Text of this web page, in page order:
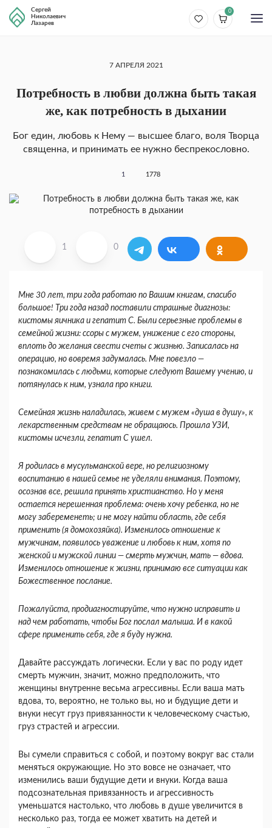
Сергей
Николаевич
Лазарев
0
7 АПРЕЛЯ 2021
Потребность в любви должна быть такая
же, как потребность в дыхании
Бог един, любовь к Нему — высшее благо, воля Творца
священна, и принимать ее нужно беспрекословно.
1 1778
1 0
Мне 30 лет, три года работаю по Вашим кни­гам, спасибо
большое! Три года назад поставили страшные диагнозы:
кистомы яичника и гепатит С. Были серьезные проблемы в
семейной жизни: ссоры с мужем, унижение с его стороны,
вплоть до желания свести счеты с жизнью. Записалась на
операцию, но вовремя задумалась. Мне повез­ло —
познакомилась с людьми, которые следуют Вашему учению, и
потянулась к ним, узнала про книги.
Семейная жизнь наладилась, живем с мужем «душа в душу», к
лекарственным средствам не обращаюсь. Прошла УЗИ,
кистомы исчезли, гепа­тит С ушел.
Я родилась в мусульманской вере, но религиоз­ному
воспитанию в нашей семье не уделяли внима­ния. Поэтому,
осознав все, решила принять хрис­тианство. Но у меня
остается нерешенная проб­лема: очень хочу ребенка, но не
могу забеременеть; и не могу найти область, где себя
применить (я домохозяйка). Изменилось отноше­ние к
мужчинам, появилось уважение и любовь к ним, хотя по
женской и мужской линии — смерть мужчин, мать — вдова.
Изменилось отношение к жизни, принимаю все ситуации как
Божественное послание.
Пожалуйста, продиагностируйте, что нужно исправить и
над чем работать, чтобы Бог послал малыша. И в какой
сфере применить себя, где я буду нужна.
Давайте рассуждать логически. Если у вас по роду идет
смерть мужчин, значит, можно предполо­жить, что
женщины внутренне весьма агрессивны. Если ваша мать
вдова, то, вероятно, не только вы, но и будущие дети и
внуки несут груз привязан­ности к человеческому счастью,
груз страстей и агрессии.
Вы сумели справиться с собой, и поэтому вокруг вас стали
меняться окружающие. Но это вовсе не означает, что
изменились ваши будущие дети и вну­ки. Когда ваша
подсознательная привязанность и агрессивность
уменьшатся настолько, что любовь в душе увеличится в
несколько раз, тогда ее может хватить на детей и